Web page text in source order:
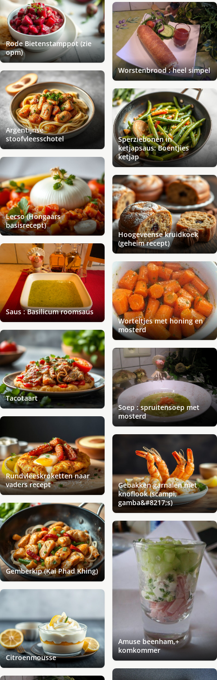
Rode Bietenstamppot (zie
opm)
Worstenbrood : heel simpel
Argentijnse
stoofvleesschotel
Sperziebonen in
ketjapsaus: Boentjies
ketjap
Lecso (Hongaars
basisrecept)
Hoogeveense kruidkoek
(geheim recept)
Saus : Basilicum roomsaus
Worteltjes met honing en
mosterd
Tacotaart
Soep : spruitensoep met
mosterd
Rundvleeskroketten naar
vaders recept
Gebakken garnalen met
knoflook (scampi,
gamba&#8217;s)
Gemberkip (Kai Phad Khing)
Amuse beenham,+
komkommer
Citroenmousse